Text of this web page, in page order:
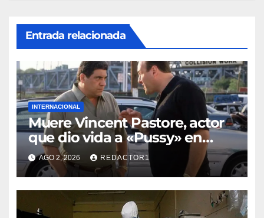
Entrada relacionada
INTERNACIONAL
Muere Vincent Pastore, actor
que dio vida a «Pussy» en
«Los Soprano»
AGO 2, 2026 REDACTOR1